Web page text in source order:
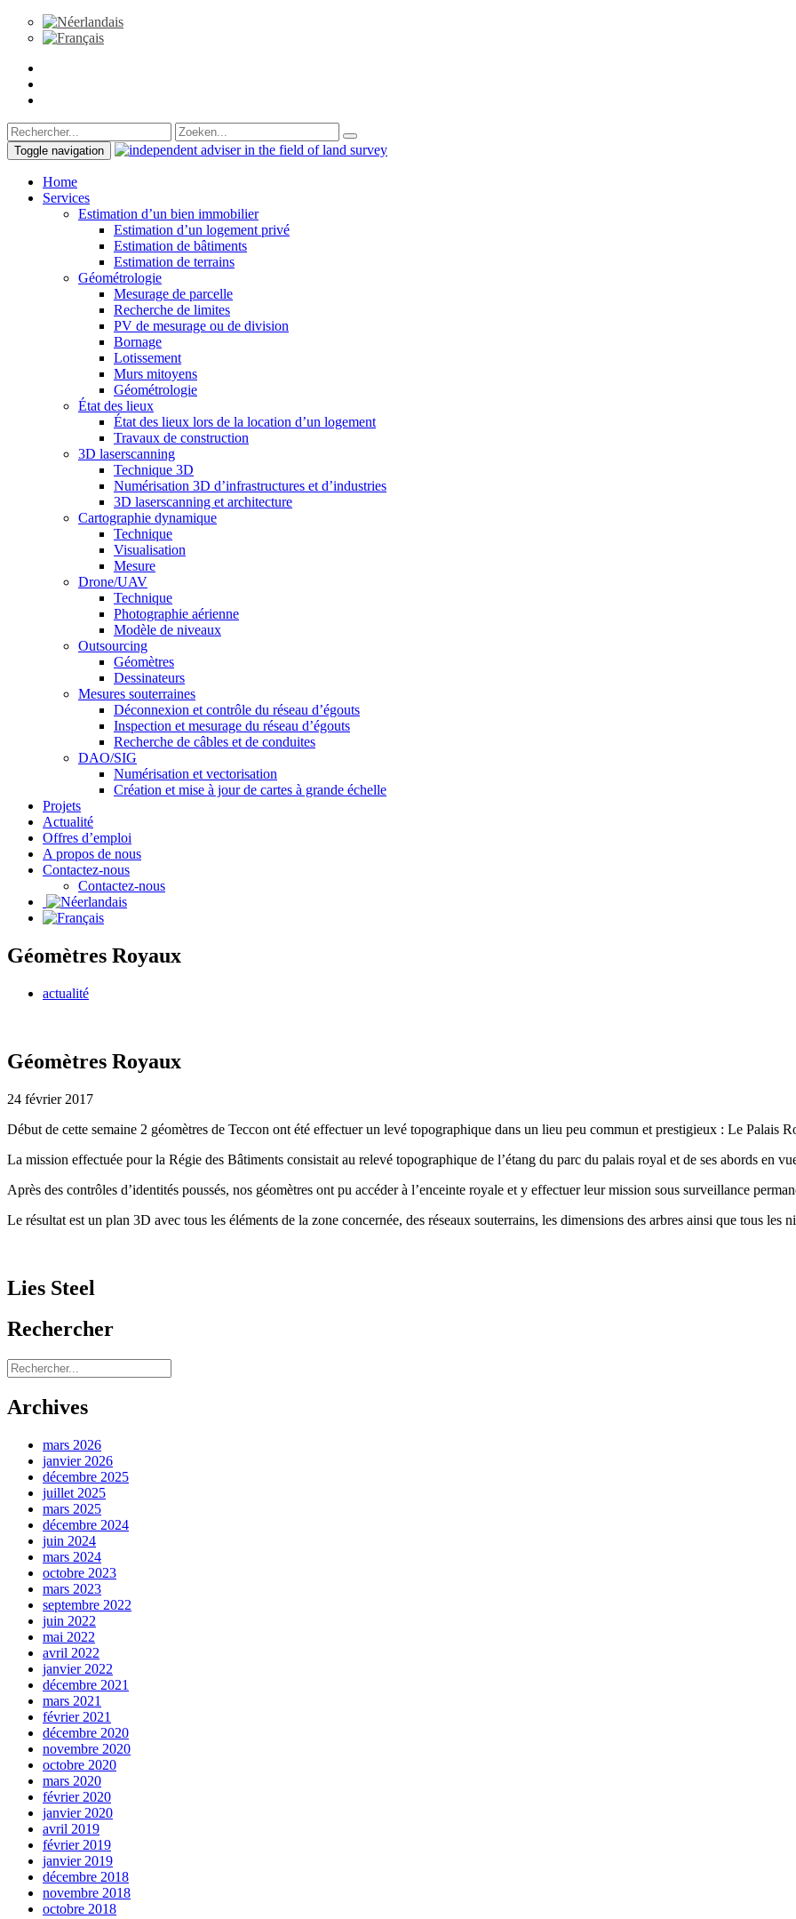
Toggle navigation
Home
Services
Estimation d’un bien immobilier
Estimation d’un logement privé
Estimation de bâtiments
Estimation de terrains
Géométrologie
Mesurage de parcelle
Recherche de limites
PV de mesurage ou de division
Bornage
Lotissement
Murs mitoyens
Géométrologie
État des lieux
État des lieux lors de la location d’un logement
Travaux de construction
3D laserscanning
Technique 3D
Numérisation 3D d’infrastructures et d’industries
3D laserscanning et architecture
Cartographie dynamique
Technique
Visualisation
Mesure
Drone/UAV
Technique
Photographie aérienne
Modèle de niveaux
Outsourcing
Géomètres
Dessinateurs
Mesures souterraines
Déconnexion et contrôle du réseau d’égouts
Inspection et mesurage du réseau d’égouts
Recherche de câbles et de conduites
DAO/SIG
Numérisation et vectorisation
Création et mise à jour de cartes à grande échelle
Projets
Actualité
Offres d’emploi
A propos de nous
Contactez-nous
Contactez-nous
Géomètres Royaux
actualité
Géomètres Royaux
24 février 2017
Début de cette semaine 2 géomètres de Teccon ont été effectuer un levé topographique dans un lieu peu commun et prestigieux : Le Palais
La mission effectuée pour la Régie des Bâtiments consistait au relevé topographique de l’étang du parc du palais royal et de ses abords en
Après des contrôles d’identités poussés, nos géomètres ont pu accéder à l’enceinte royale et y effectuer leur mission sous surveillance
Le résultat est un plan 3D avec tous les éléments de la zone concernée, des réseaux souterrains, les dimensions des arbres ainsi que tous les
Lies Steel
Rechercher
Archives
mars 2026
janvier 2026
décembre 2025
juillet 2025
mars 2025
décembre 2024
juin 2024
mars 2024
octobre 2023
mars 2023
septembre 2022
juin 2022
mai 2022
avril 2022
janvier 2022
décembre 2021
mars 2021
février 2021
décembre 2020
novembre 2020
octobre 2020
mars 2020
février 2020
janvier 2020
avril 2019
février 2019
janvier 2019
décembre 2018
novembre 2018
octobre 2018